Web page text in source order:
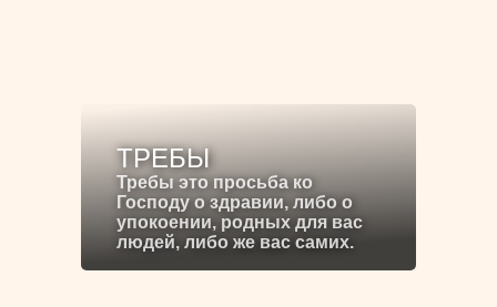
ТРЕБЫ
Требы это просьба ко
Господу о здравии, либо о
упокоении, родных для вас
людей, либо же вас самих.